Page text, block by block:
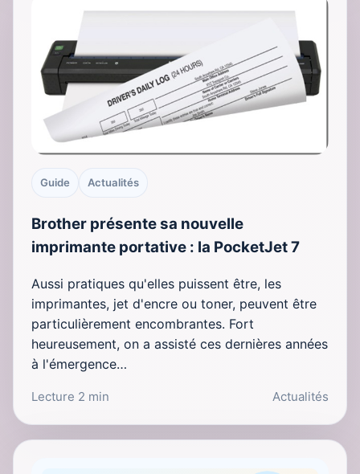
Guide Actualités
Brother présente sa nouvelle
imprimante portative : la PocketJet 7
Aussi pratiques qu'elles puissent être, les
imprimantes, jet d'encre ou toner, peuvent être
particulièrement encombrantes. Fort
heureusement, on a assisté ces dernières années
à l'émergence…
Lecture 2 min Actualités